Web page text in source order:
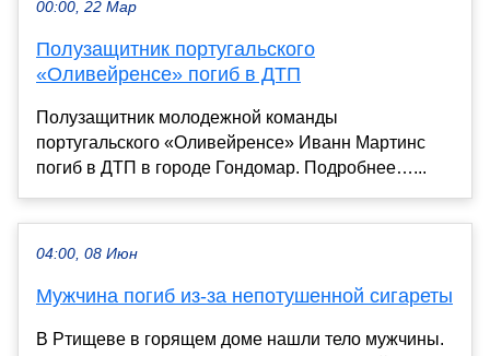
00:00, 22 Мар
Полузащитник португальского
«Оливейренсе» погиб в ДТП
Полузащитник молодежной команды
португальского «Оливейренсе» Иванн Мартинс
погиб в ДТП в городе Гондомар. Подробнее…...
04:00, 08 Июн
Мужчина погиб из-за непотушенной сигареты
В Ртищеве в горящем доме нашли тело мужчины.